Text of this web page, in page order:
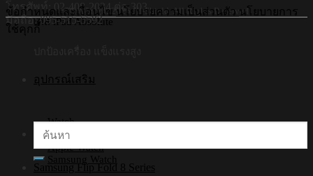
เคส iPad Absolute
อุปกรณ์เสริม
Watch
Apple Watch
Samsung Watch
โทรศัพท์: 02-408-2034 ต่อ 303
มือถือ: 095-515-5592
©Copyright 2026 Hi-Shield All Rights Reserved.
ข้อกำหนดและเงื่อนไข นโยบายความเป็นส่วนตัว นโยบายการ
ใช้คุกกี้
ค้นหา:
Samsung Flip Fold 8 Series